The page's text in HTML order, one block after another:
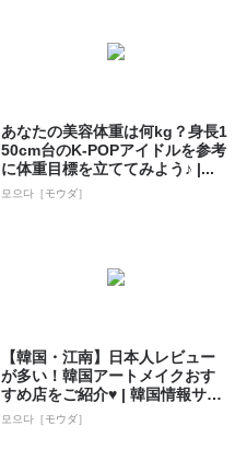
あなたの美容体重は何kg？身長1
50cm台のK-POPアイドルを参考
に体重目標を立ててみよう♪ |...
모으다［モウダ］
【韓国・江南】日本人レビュー
が多い！韓国アートメイクおす
すめ店をご紹介♥ | 韓国情報サイ
ト 모으...
모으다［モウダ］